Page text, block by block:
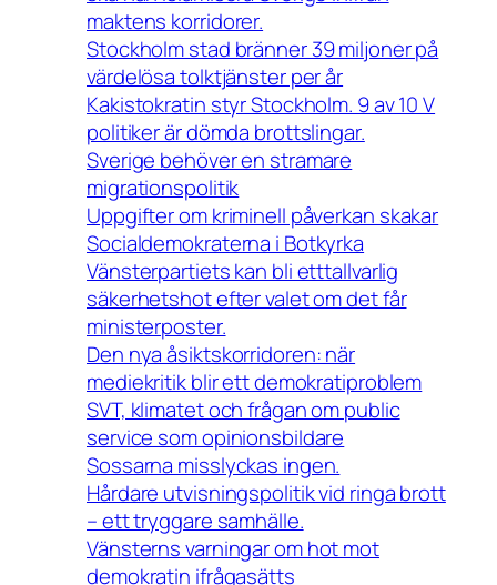
maktens korridorer.
Stockholm stad bränner 39 miljoner på
värdelösa tolktjänster per år
Kakistokratin styr Stockholm. 9 av 10 V
politiker är dömda brottslingar.
Sverige behöver en stramare
migrationspolitik
Uppgifter om kriminell påverkan skakar
Socialdemokraterna i Botkyrka
Vänsterpartiets kan bli etttallvarlig
säkerhetshot efter valet om det får
ministerposter.
Den nya åsiktskorridoren: när
mediekritik blir ett demokratiproblem
SVT, klimatet och frågan om public
service som opinionsbildare
Sossarna misslyckas ingen.
Hårdare utvisningspolitik vid ringa brott
– ett tryggare samhälle.
Vänsterns varningar om hot mot
demokratin ifrågasätts